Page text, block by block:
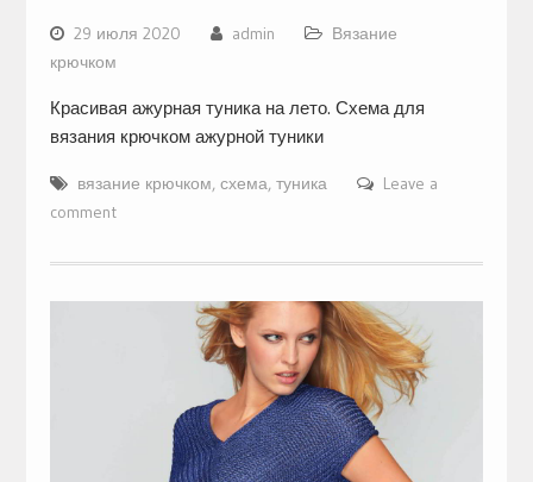
29 июля 2020 admin
Вязание
крючком
Красивая ажурная туника на лето. Схема для
вязания крючком ажурной туники
вязание крючком, схема, туника
Leave a
comment